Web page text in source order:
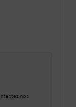
nos